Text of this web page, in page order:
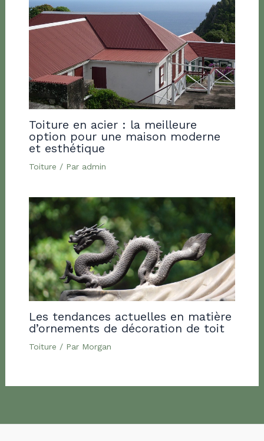
Toiture en acier : la meilleure
option pour une maison moderne
et esthétique
Toiture / Par admin
Les tendances actuelles en matière
d’ornements de décoration de toit
Toiture / Par Morgan